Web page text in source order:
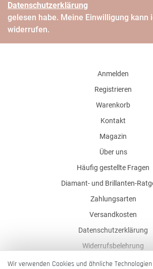
Daten­schutz­erklärung
gelesen habe. Meine Einwilligung kann
widerrufen.
Anmelden
Registrieren
Warenkorb
Kontakt
Magazin
Über uns
Häufig gestellte Fragen
Diamant- und Brillanten-
Zahlungsarten
Versandkosten
Datenschutzerklärung
Widerrufsbelehrung
AGB
Wir verwenden Cookies und ähnliche